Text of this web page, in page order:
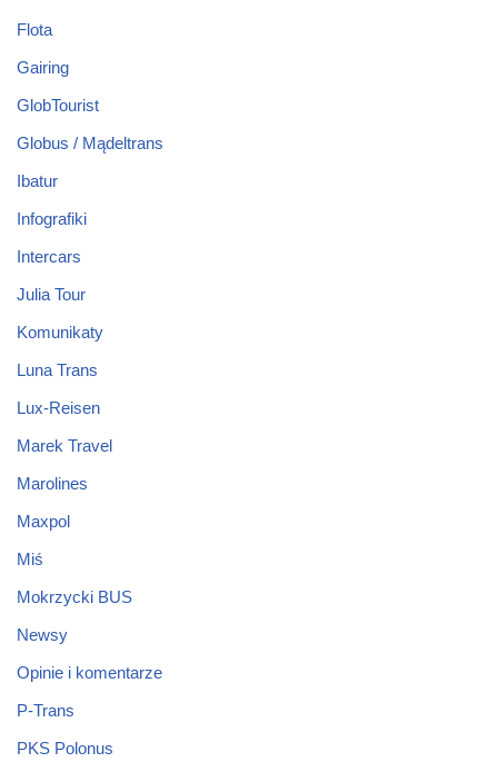
Flota
Gairing
GlobTourist
Globus / Mądeltrans
Ibatur
Infografiki
Intercars
Julia Tour
Komunikaty
Luna Trans
Lux-Reisen
Marek Travel
Marolines
Maxpol
Miś
Mokrzycki BUS
Newsy
Opinie i komentarze
P-Trans
PKS Polonus